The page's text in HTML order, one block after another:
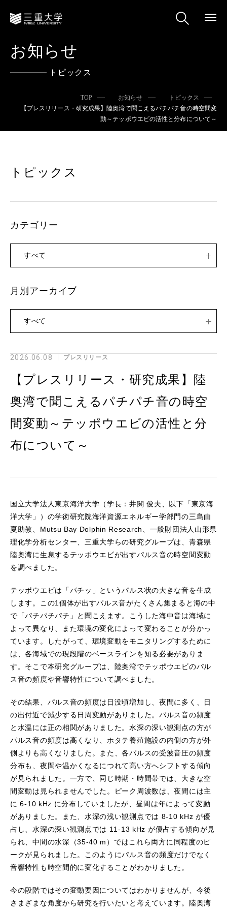
お知らせ
トピックス
TOP お知らせ
トピックス
【プレスリリース・研究成果】陸奥湾で聞こえるパチパチ音の時空間変
動～テッポウエビの活性と分布について～
2026.06.08 プレスリリース
【プレスリリース・研究成果】陸
奥湾で聞こえるパチパチ音の時空
間変動～テッポウエビの活性と分
布について～
国立大学法人東京海洋大学（学長：井関 俊夫、以下「東京海
洋大学」）の学術研究院海洋資源エネルギー学部門の三島由
夏助教、Mutsu Bay Dolphin Research、一般財団法人山形県
理化学分析センター、三重大学らの研究グループは、青森県
陸奥湾に生息するテッポウエビが出すパルス音の時空間変動
を調べました。
テッポウエビは「パチッ」というパルス状の大きな音を生成
します。この1個体が出すパルス音がたくさん集まると海の中
で「パチパチパチ」と聞こえます。こうした海中音は海域に
よって異なり、また環境の変化によって変わることが分かっ
ています。したがって、環境変動をモニタリングするために
は、各海域での現段階のベースラインを知る必要がありま
す。そこで本研究グループは、陸奥湾でテッポウエビのパル
ス音の頻度や音響特性について調べました。
その結果、パルス音の頻度は日没頃増加し、夜間に多く、日
の出付近で減少する日周変動がありました。パルス音の頻度
と水温には正の相関がありました。水深の深い観測点の方が
パルス音の頻度は高くなり、ホタテ養殖施設の内側の方が外
側よりも高くなりました。また、各パルスの受波音圧の頻度
分布も、夜間や温かくなるにつれて高い方へシフトする傾向
が見られました。一方で、同じ時期・時間帯では、大きな空
間変動は見られませんでした。ピーク周波数は、夜間には主
に 6-10 kHz に分布していましたが、昼間は年によって変動
がありました。また、水深の浅い観測点では 8-10 kHz が優
占し、水深の深い観測点では 11-13 kHz が優占する傾向が見
られ、中間の水深（35-40 m）ではこれら両方に同程度のピ
ークが見られました。このようにパルス音の頻度だけでなく
音響特性も時空間的に変化することがわかりました。
今の段階ではその変動要因についてはわかりませんが、今後
さまざまな角度から研究を行いたいと考えています。陸奥湾
トピックス
カテゴリー
すべて
月別アーカイブ
すべて